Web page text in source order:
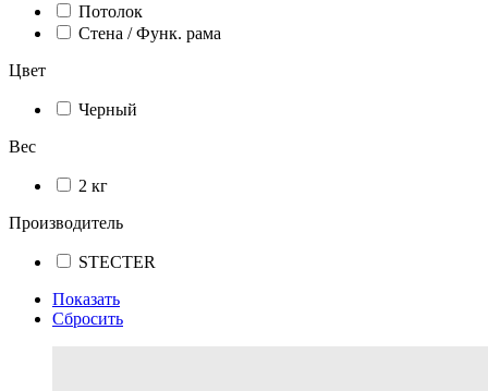
Потолок
Стена / Функ. рама
Цвет
Черный
Вес
2 кг
Производитель
STECTER
Показать
Сбросить